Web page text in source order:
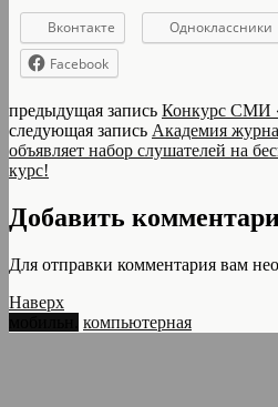
Вконтакте Одноклассники
Facebook
предыдущая запись Конкурс СМИ
следующая запись Академия
объявляет набор слушателей на
курс!
Добавить
Для отправки комментария вам
Наверх
компьютерная